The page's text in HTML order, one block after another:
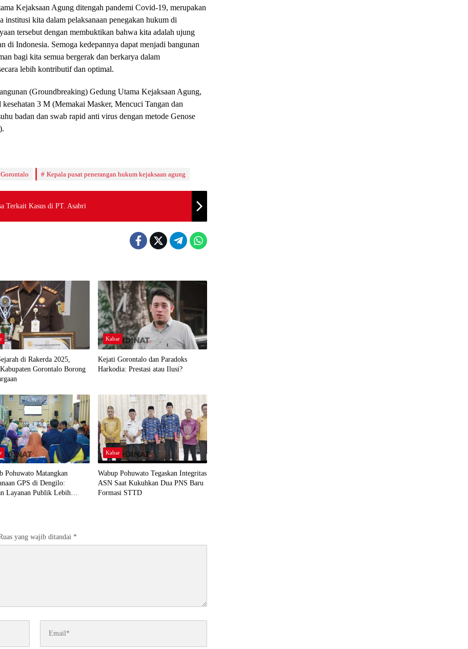
Kejaksaan Agung ditengah pandemi Covid-19, merupakan
institusi kita dalam pelaksanaan penegakan hukum di
tersebut dengan membuktikan bahwa kita adalah ujung
di Indonesia. Semoga kedepannya dapat menjadi bangunan
bagi kita semua bergerak dan berkarya dalam
lebih kontributif dan optimal.
(Groundbreaking) Gedung Utama Kejaksaan Agung,
3 M (Memakai Masker, Mencuci Tangan dan
badan dan swab rapid anti virus dengan metode Genose
Kepala pusat penerangan hukum kejaksaan agung
Terkait Kasus di PT. Asabri
di Rakerda 2025,
Gorontalo Borong
Kabar
Kejati Gorontalo dan Paradoks
Harkodia: Prestasi atau Ilusi?
Pohuwato Matangkan
GPS di Dengilo:
Layanan Publik Lebih
Kabar
Wabup Pohuwato Tegaskan Integritas
ASN Saat Kukuhkan Dua PNS Baru
Formasi STTD
yang wajib ditandai *